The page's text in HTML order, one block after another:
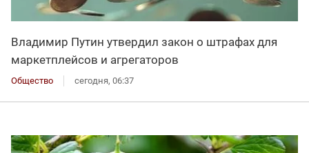
Владимир Путин утвердил закон о штрафах для
маркетплейсов и агрегаторов
Общество сегодня, 06:37